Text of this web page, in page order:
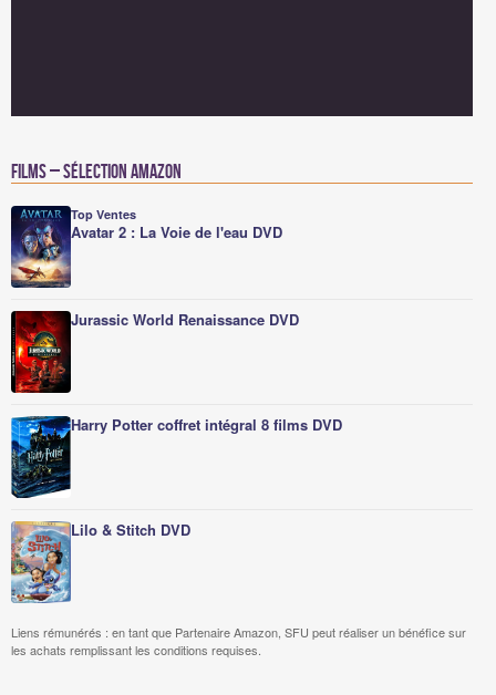
Films – Sélection Amazon
Top Ventes
Avatar 2 : La Voie de l'eau DVD
Jurassic World Renaissance DVD
Harry Potter coffret intégral 8 films DVD
Lilo & Stitch DVD
Liens rémunérés : en tant que Partenaire Amazon, SFU peut réaliser un bénéfice sur
les achats remplissant les conditions requises.